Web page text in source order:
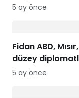
5 ay önce
Fidan ABD,
düzey
5 ay önce